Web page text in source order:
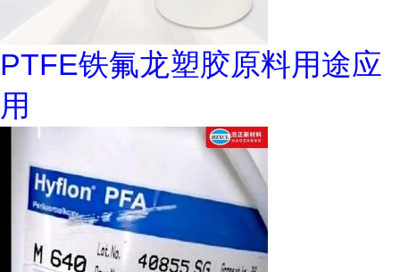
PTFE铁氟龙塑胶原料用途应
用